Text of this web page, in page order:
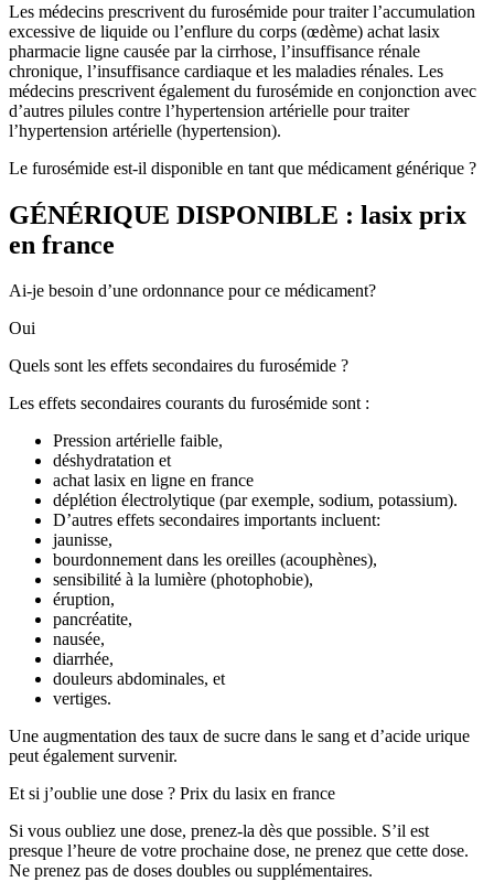
Les médecins prescrivent du furosémide pour traiter l’accumulation
excessive de liquide ou l’enflure du corps (œdème) achat lasix
pharmacie ligne causée par la cirrhose, l’insuffisance rénale
chronique, l’insuffisance cardiaque et les maladies rénales. Les
médecins prescrivent également du furosémide en conjonction avec
d’autres pilules contre l’hypertension artérielle pour traiter
l’hypertension artérielle (hypertension).
Le furosémide est-il disponible en tant que médicament générique ?
GÉNÉRIQUE DISPONIBLE : lasix prix
en france
Ai-je besoin d’une ordonnance pour ce médicament?
Oui
Quels sont les effets secondaires du furosémide ?
Les effets secondaires courants du furosémide sont :
Pression artérielle faible,
déshydratation et
achat lasix en ligne en france
déplétion électrolytique (par exemple, sodium, potassium).
D’autres effets secondaires importants incluent:
jaunisse,
bourdonnement dans les oreilles (acouphènes),
sensibilité à la lumière (photophobie),
éruption,
pancréatite,
nausée,
diarrhée,
douleurs abdominales, et
vertiges.
Une augmentation des taux de sucre dans le sang et d’acide urique
peut également survenir.
Et si j’oublie une dose ? Prix du lasix en france
Si vous oubliez une dose, prenez-la dès que possible. S’il est
presque l’heure de votre prochaine dose, ne prenez que cette dose.
Ne prenez pas de doses doubles ou supplémentaires.